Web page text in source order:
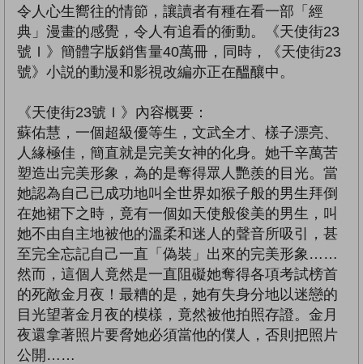
令人心生嚮往的情節，讓讀者有種在看一部「經
典」漫畫的感覺，令人有追看的衝動。《天使街23
號Ｉ》簡體字版銷售量40萬冊，同時，《天使街23
號》小説的動漫和影視改編亦正在醞釀中。
《天使街23號Ｉ》內容概要：
蘇佑慧，一個超級優等生，文武全才、樣子漂亮、
人緣極佳，簡直就是完美女神的化身。她千辛萬苦
塑造出完美形象，為的是奪得眾人艷羨的目光。當
她認為自己已成功地叫全世界如猴子般的男生拜倒
在她裙下之時，竟有一個如天使般俊美的男生，叫
她不由自主地被他的溫柔和迷人的聲音所吸引，甚
至完全忘記自己一直「偽裝」出來的完美形象……
然而，這個人竟然是一直阻礙她奪得各項考試榜首
的死敵金月夜！最糟的是，她有失身分地以迷戀的
目光望著金月夜的模樣，竟然被他拍照存證。金月
夜還拿著照片要脅她必須當他的僕人，否則把照片
公開……